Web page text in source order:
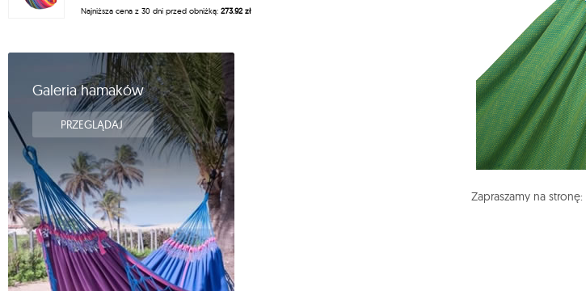
Zapraszamy na stronę:
Najniższa cena z 30 dni przed obniżką: 273.92 zł
Galeria hamaków
PRZEGLĄDAJ